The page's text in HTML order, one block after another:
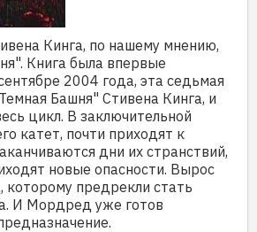
Кинга, по нашему мнению,
Книга была впервые
2004 года, эта седьмая
Башня" Стивена Кинга, и
цикл. В заключительной
катет, почти приходят к
дни их странствий,
новые опасности. Вырос
предрекли стать
И Мордред уже готов